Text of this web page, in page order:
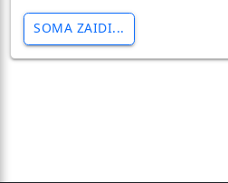
SOMA ZAIDI...